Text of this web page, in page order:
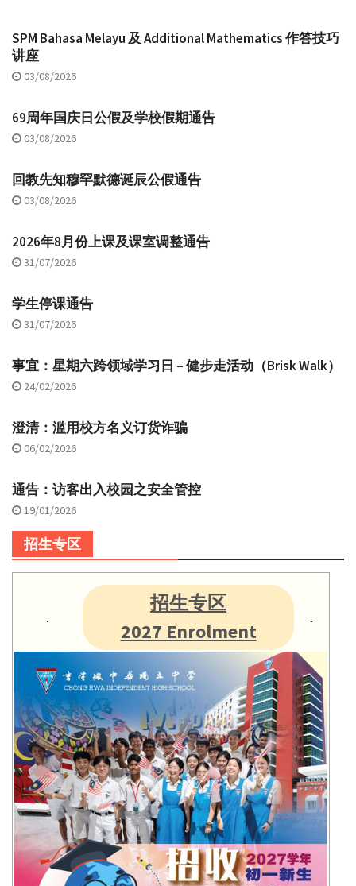
SPM Bahasa Melayu 及 Additional Mathematics 作答技巧
讲座
03/08/2026
69周年国庆日公假及学校假期通告
03/08/2026
回教先知穆罕默德诞辰公假通告
03/08/2026
2026年8月份上课及课室调整通告
31/07/2026
学生停课通告
31/07/2026
事宜：星期六跨领域学习日 – 健步走活动（Brisk Walk）
24/02/2026
澄清：滥用校方名义订货诈骗
06/02/2026
通告：访客出入校园之安全管控
19/01/2026
招生专区
招生专区
2027 Enrolment